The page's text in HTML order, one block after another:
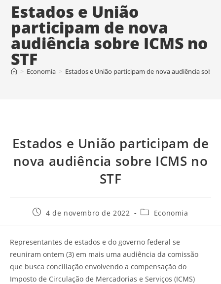
Estados e União
participam de nova
audiência sobre ICMS no
STF
> Economia > Estados e União participam de nova audiência sobre
Estados e União participam de
nova audiência sobre ICMS no
STF
4 de novembro de 2022 Economia
Representantes de estados e do governo federal se
reuniram ontem (3) em mais uma audiência da comissão
que busca conciliação envolvendo a compensação do
Imposto de Circulação de Mercadorias e Serviços (ICMS)